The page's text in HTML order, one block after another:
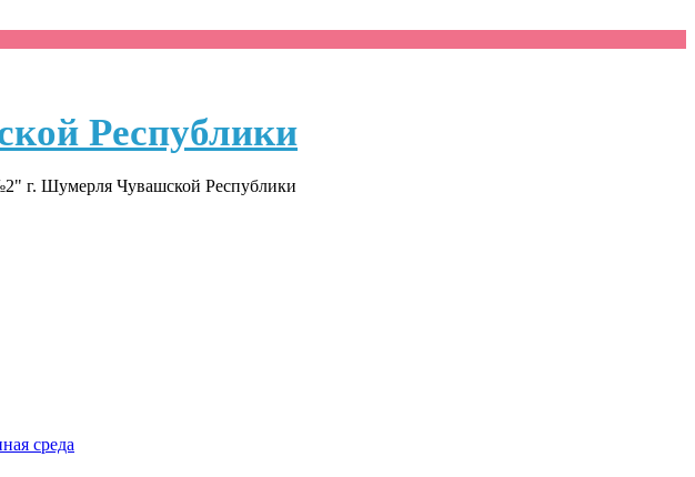
Республики
г. Шумерля Чувашской Республики
среда